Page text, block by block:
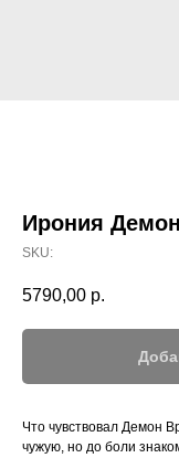
Ирония
SKU:
5790,00 р.
Что чувствовал Демон
чужую, но до боли